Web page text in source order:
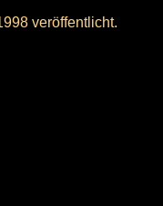
veröffentlicht.